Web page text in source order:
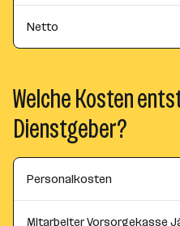
Netto
Welche Kosten
Dienstgeber?
Personalkosten
Mitarbeiter Vorsorgekasse